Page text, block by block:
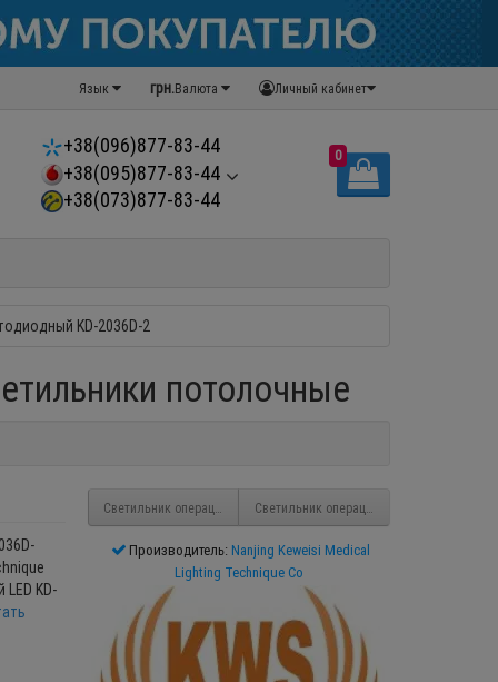
Личный кабинет
грн.Валюта
Язык
+38(096)877-83-44
+38(095)877-83-44
+38(073)877-83-44
0
KD-2036D-2
потолочные
KD-
Светильник операционный LED светодиодный KD-2012D-2
Светильник операционный светодиодный
Производитель: Nanjing Keweisi Medical
Lighting Technique Co